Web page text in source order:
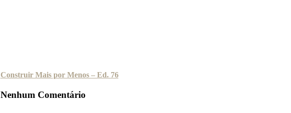
Construir Mais por Menos – Ed. 76
Nenhum Comentário